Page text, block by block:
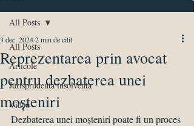
All Posts
Articole
Jurisprudenta insolventa
Video
All Posts
Reprezentarea prin avocat
pentru dezbaterea unei
moșteniri
3 dec. 20242 min de citit
Dezbaterea unei moșteniri poate fi un proces